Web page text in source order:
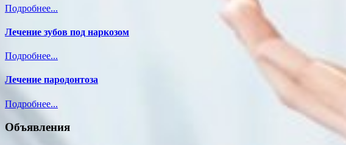
Подробнее...
Лечение зубов под наркозом
Подробнее...
Лечение пародонтоза
Подробнее...
Объявления